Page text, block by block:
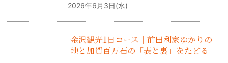
2026年6月3日(水)
金沢観光1日コース｜前田利家ゆかりの
地と加賀百万石の「表と裏」をたどる